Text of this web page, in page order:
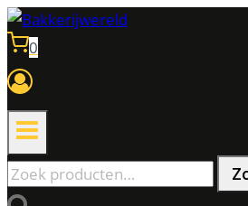
Doorgaan
naar
inhoud
0
Zoeken
naar: